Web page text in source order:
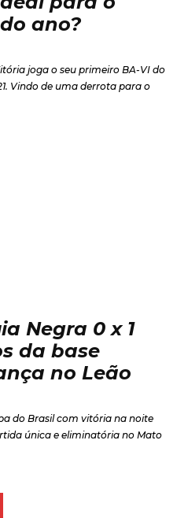
ano?
joga o seu primeiro BA-VI do
Vindo de uma derrota para o
Negra 0 x 1
da base
no Leão
do Brasil com vitória na noite
única e eliminatória no Mato